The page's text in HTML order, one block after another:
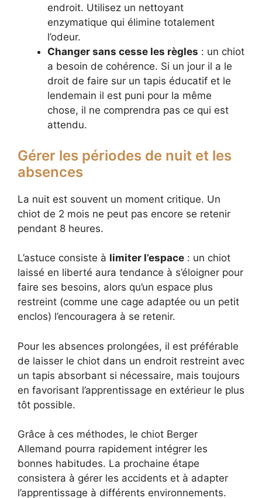
endroit. Utilisez un nettoyant
enzymatique qui élimine totalement
l’odeur.
Changer sans cesse les règles : un chiot
a besoin de cohérence. Si un jour il a le
droit de faire sur un tapis éducatif et le
lendemain il est puni pour la même
chose, il ne comprendra pas ce qui est
attendu.
Gérer les périodes de nuit et les
absences
La nuit est souvent un moment critique. Un
chiot de 2 mois ne peut pas encore se retenir
pendant 8 heures.
L’astuce consiste à limiter l’espace : un chiot
laissé en liberté aura tendance à s’éloigner pour
faire ses besoins, alors qu’un espace plus
restreint (comme une cage adaptée ou un petit
enclos) l’encouragera à se retenir.
Pour les absences prolongées, il est préférable
de laisser le chiot dans un endroit restreint avec
un tapis absorbant si nécessaire, mais toujours
en favorisant l’apprentissage en extérieur le plus
tôt possible.
Grâce à ces méthodes, le chiot Berger
Allemand pourra rapidement intégrer les
bonnes habitudes. La prochaine étape
consistera à gérer les accidents et à adapter
l’apprentissage à différents environnements.